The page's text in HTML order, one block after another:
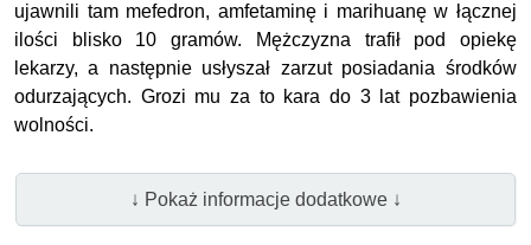
ujawnili tam mefedron, amfetaminę i marihuanę w łącznej
ilości blisko 10 gramów. Mężczyzna trafił pod opiekę
lekarzy, a następnie usłyszał zarzut posiadania środków
odurzających. Grozi mu za to kara do 3 lat pozbawienia
wolności.
↓ Pokaż informacje dodatkowe ↓